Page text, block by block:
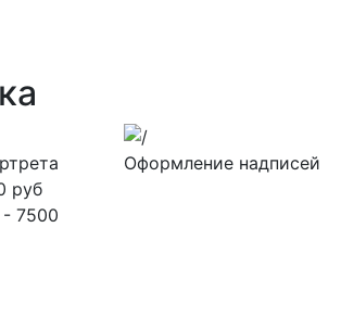
руб
7500
Оформление надписей